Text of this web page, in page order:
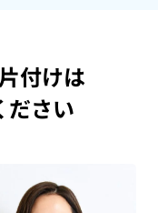
付けは
ださい